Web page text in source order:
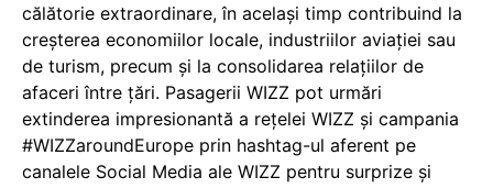
călătorie extraordinare, în același timp contribuind la
creșterea economiilor locale, industriilor aviației sau
de turism, precum și la consolidarea relațiilor de
afaceri între țări. Pasagerii WIZZ pot urmări
extinderea impresionantă a rețelei WIZZ și campania
#WIZZaroundEurope prin hashtag-ul aferent pe
canalele Social Media ale WIZZ pentru surprize și